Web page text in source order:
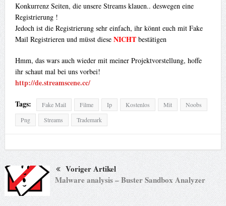
Konkurrenz Seiten, die unsere Streams klauen.. deswegen eine
Registrierung !
Jedoch ist die Registrierung sehr einfach, ihr könnt euch mit Fake
Mail Registrieren und müsst diese NICHTbestätigen
Hmm, das wars auch wieder mit meiner Projektvorstellung, hoffe
ihr schaut mal bei uns vorbei!
http://de.streamscene.cc/
Tags:
Fake Mail Filme Ip Kostenlos Mit
Noobs
Png
Streams Trademark
Voriger Artikel
Malware analysis – Buster Sandbox Analyzer